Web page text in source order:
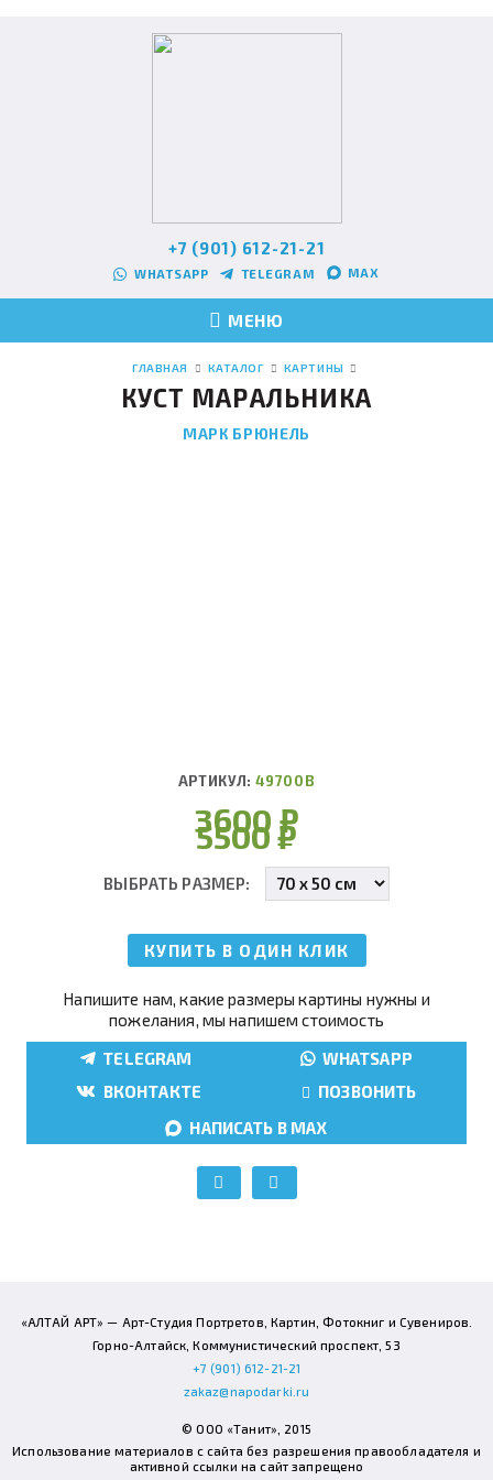
+7 (901) 612-21-21
WHATSAPP TELEGRAM MAX
МЕНЮ
ГЛАВНАЯ КАТАЛОГ КАРТИНЫ
КУСТ МАРАЛЬНИКА
МАРК БРЮНЕЛЬ
АРТИКУЛ:49700В
3600 ₽
5500₽
ВЫБРАТЬ РАЗМЕР:
КУПИТЬ В ОДИН КЛИК
Напишите нам, какие размеры картины нужны и
пожелания, мы напишем стоимость
TELEGRAM
WHATSAPP
ВКОНТАКТЕ
ПОЗВОНИТЬ
НАПИСАТЬ В MAX
«АЛТАЙ АРТ» — Арт-Студия Портретов, Картин, Фотокниг и Сувениров.
Горно-Алтайск, Коммунистический проспект, 53
+7 (901) 612-21-21
zakaz@napodarki.ru
© ООО «Танит», 2015
Использование материалов с сайта без разрешения правообладателя и
активной ссылки на сайт запрещено